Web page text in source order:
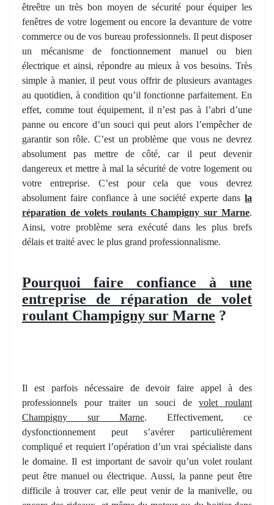
êtreêtre un très bon moyen de sécurité pour équiper les
fenêtres de votre logement ou encore la devanture de votre
commerce ou de vos bureau professionnels. Il peut disposer
un mécanisme de fonctionnement manuel ou bien
électrique et ainsi, répondre au mieux à vos besoins. Très
simple à manier, il peut vous offrir de plusieurs avantages
au quotidien, à condition qu’il fonctionne parfaitement. En
effet, comme tout équipement, il n’est pas à l’abri d’une
panne ou encore d’un souci qui peut alors l’empêcher de
garantir son rôle. C’est un problème que vous ne devrez
absolument pas mettre de côté, car il peut devenir
dangereux et mettre à mal la sécurité de votre logement ou
votre entreprise. C’est pour cela que vous devrez
absolument faire confiance à une société experte dans la
réparation de volets roulants Champigny sur Marne.
Ainsi, votre problème sera exécuté dans les plus brefs
délais et traité avec le plus grand professionnalisme.
Pourquoi faire confiance à une
entreprise de réparation de volet
roulant Champigny sur Marne ?
Il est parfois nécessaire de devoir faire appel à des
professionnels pour traiter un souci devolet roulant
Champigny sur Marne. Effectivement, ce
dysfonctionnement peut s’avérer particulièrement
compliqué et requiert l’opération d’un vrai spécialiste dans
le domaine. Il est important de savoir qu’un volet roulant
peut être manuel ou électrique. Aussi, la panne peut être
difficile à trouver car, elle peut venir de la manivelle, ou